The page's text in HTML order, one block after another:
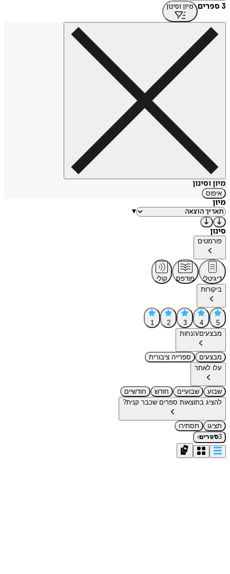
ודיסקברי. תוכנית הרדיו השבועית שלו בענייני מדע משודרת
ב־130 תחנות רדיו. פרופסור קאקו כתב מאמרים לעיתונים רבים,
ביניהם וול סטריט ג'ורנל, ניוזוויק, טיים וסיינטיפיק אמריקן, התארח
בתוכניות טלוויזיה רבות, וכיום הוא יועץ מדעי ב־CBS.
3 ספרים מיון וסינון
מיון וסינון
איפוס
מיון
▾
סינון
פורמטים
דיגיטלי מודפס
קולי
ביקורות
5
4
3
2
1
מבצעים/הנחות
מבצעים
ספרייה ציבורית
עלו לאתר
שבוע שבועיים חודש
חודשיים
להציג בתוצאות ספרים שכבר קנית?
תציגו
תסתירו
3ספרים›